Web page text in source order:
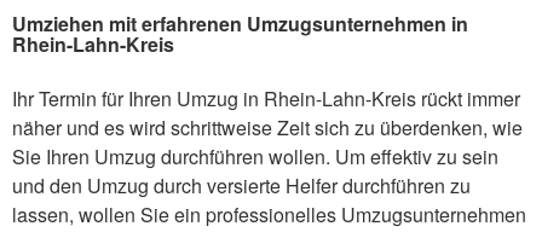
Umziehen mit erfahrenen Umzugsunternehmen in
Rhein-Lahn-Kreis
Ihr Termin für Ihren Umzug in Rhein-Lahn-Kreis rückt immer
näher und es wird schrittweise Zeit sich zu überdenken, wie
Sie Ihren Umzug durchführen wollen. Um effektiv zu sein
und den Umzug durch versierte Helfer durchführen zu
lassen, wollen Sie ein professionelles Umzugsunternehmen